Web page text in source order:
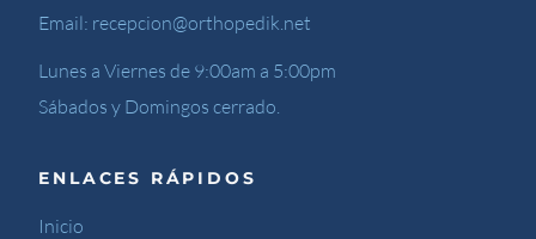
Email: recepcion@orthopedik.net
Lunes a Viernes de 9:00am a 5:00pm
Sábados y Domingos cerrado.
ENLACES RÁPIDOS
Inicio